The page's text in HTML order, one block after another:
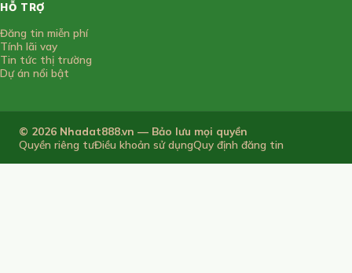
HỖ TRỢ
Đăng tin miễn phí
Tính lãi vay
Tin tức thị trường
Dự án nổi bật
© 2026 Nhadat888.vn — Bảo lưu mọi quyền
Quyền riêng tưĐiều khoản sử dụngQuy định đăng tin